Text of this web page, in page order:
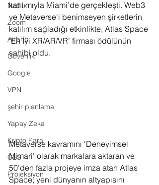
Netflix
Zoom
Airbnb
Güvenlik
Google
VPN
şehir planlama
Yapay Zeka
Kripto Para
CBS
Projeksiyon
katılımıyla Miami’de gerçekleşti. Web3
ve Metaverse'i benimseyen şirketlerin
katılım sağladığı etkinlikte, Atlas Space
‘En İyi XR/AR/VR’ firması ödülünün
sahibi oldu.
Metaverse kavramını ‘Deneyimsel
Mimari’ olarak markalara aktaran ve
50’den fazla projeye imza atan Atlas
Space; yeni dünyanın altyapısını